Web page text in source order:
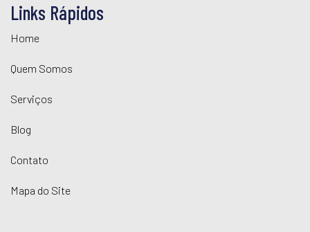
Links Rápidos
Home
Quem Somos
Serviços
Blog
Contato
Mapa do Site